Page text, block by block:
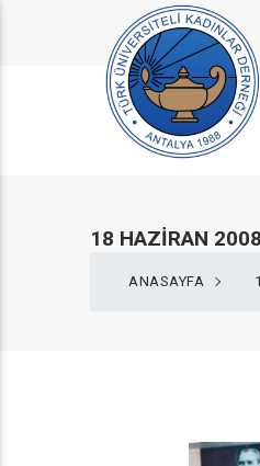
18 HAZİRAN
ANASAYFA